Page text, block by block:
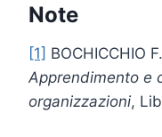
Note
[1] BOCHICCHIO
Apprendimento e
organizzazioni,